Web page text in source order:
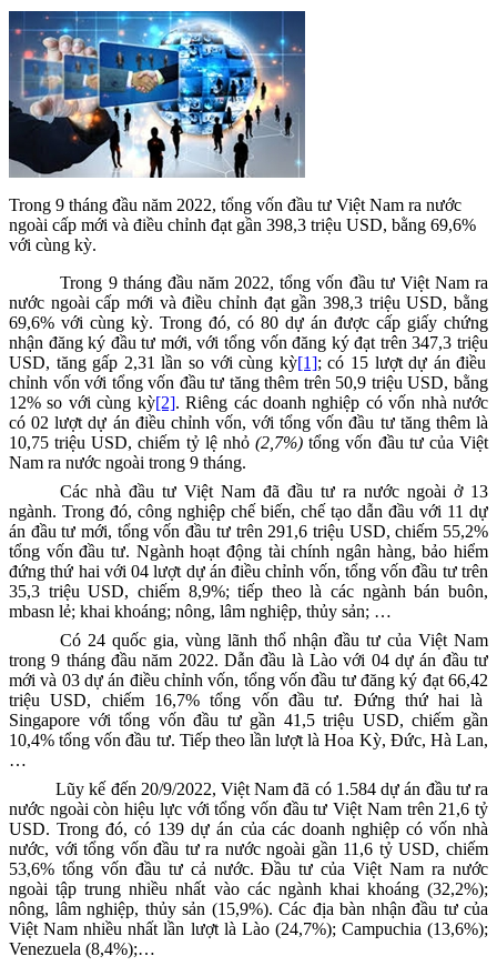
Trong 9 tháng đầu năm 2022, tổng vốn đầu tư Việt Nam ra nước
ngoài cấp mới và điều chỉnh đạt gần 398,3 triệu USD, bằng 69,6%
với cùng kỳ.
Trong 9 tháng đầu năm 2022,tổng vốn đầu tư Việt Nam ra
nước ngoài cấp mới vàđiều chỉnh đạt gần 398,3 triệu USD, bằng
69,6% với cùng kỳ. Trong đó, có 80 dự án được cấp giấy chứng
nhận đăng ký đầu tư mới, với tổng vốnđăng ký đạt trên 347,3triệu
USD, tăng gấp 2,31 lần so với cùng kỳ[1];có 15 lượtdự án điều
chỉnh vốn với tổng vốn đầu tư tăng thêm trên 50,9 triệu USD, bằng
12% so với cùng kỳ[2]. Riêng các doanh nghiệp có vốn nhà nước
có 02 lượt dự án điều chỉnh vốn, với tổng vốn đầu tư tăng thêm là
10,75 triệu USD, chiếm tỷ lệ nhỏ(2,7%) tổng vốn đầu tư của Việt
Nam ra nước ngoài trong 9 tháng.
Các nhà đầu tư Việt Nam đã đầu tư ra nước ngoài ở 13
ngành. Trong đó, công nghiệp chế biến, chế tạo dẫn đầu với 11 dự
án đầu tư mới, tổng vốn đầu tư trên 291 ,6 triệu USD, chiếm 55,2%
tổng vốn đầu tư. Ngành hoạt động tài chính ngân hàng, bảo hiểm
đứng thứ hai với 04 lượt dự án điều chỉnh vốn, tổng vốn đầu tư trên
35,3 triệu USD, chiếm 8,9%; tiếp theo là các ngành bán buôn,
mbasn lẻ; khai khoáng; nông, lâm nghiệp, thủy sản; …
Có 24 quốc gia, vùng lãnh thổ nhận đầu tư của Việt Nam
trong9 tháng đầu năm 2022. Dẫn đầu làLào với 04dự án đầu tư
mới và 03dự án điều chỉnh vốn, tổng vốn đầu tư đăng ký đạt 66,42
triệu USD, chiếm 16,7% tổng vốn đầu tư. Đứng thứ hai là
Singapore với tổng vốn đầu tư gần 41,5 triệu USD, chiếm gần
10,4% tổng vốn đầu tư. Tiếp theo lần lượt là Hoa Kỳ, Đức, Hà Lan,
…
Lũy kế đến 20/9/2022, Việt Nam đã có 1.584 dự án đầu tư ra
nước ngoài còn hiệu lực với tổng vốn đầu tư Việt Nam trên 21,6 tỷ
USD. Trong đó, có 139 dự án của các doanh nghiệp có vốn nhà
nước, với tổng vốn đầu tư ra nước ngoài gần 11,6 tỷ USD, chiếm
53,6% tổng vốn đầu tư cả nước. Đầu tư của Việt Nam ra nước
ngoài tập trung nhiều nhất vào các ngành khai khoáng (32,2%);
nông, lâm nghiệp, thủy sản (15,9%). Các địa bàn nhận đầu tư của
Việt Nam nhiều nhất lần lượt là Lào (24,7%); Campuchia (13,6%);
Venezuela (8,4%);…